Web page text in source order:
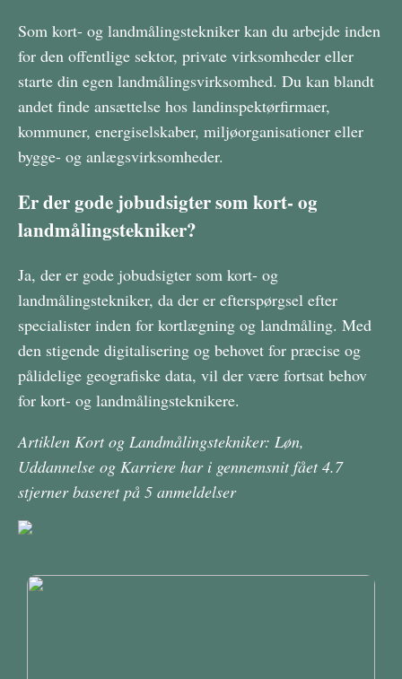
Som kort- og landmålingstekniker kan du arbejde inden
for den offentlige sektor, private virksomheder eller
starte din egen landmålingsvirksomhed. Du kan blandt
andet finde ansættelse hos landinspektørfirmaer,
kommuner, energiselskaber, miljøorganisationer eller
bygge- og anlægsvirksomheder.
Er der gode jobudsigter som kort- og
landmålingstekniker?
Ja, der er gode jobudsigter som kort- og
landmålingstekniker, da der er efterspørgsel efter
specialister inden for kortlægning og landmåling. Med
den stigende digitalisering og behovet for præcise og
pålidelige geografiske data, vil der være fortsat behov
for kort- og landmålingsteknikere.
Artiklen Kort og Landmålingstekniker: Løn,
Uddannelse og Karriere har i gennemsnit fået4.7
stjerner baseret på 5 anmeldelser